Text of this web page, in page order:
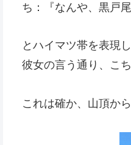
ち：『なんや、黒戸
とハイマツ帯を表現
彼女の言う通り、こ
これは確か、山頂か